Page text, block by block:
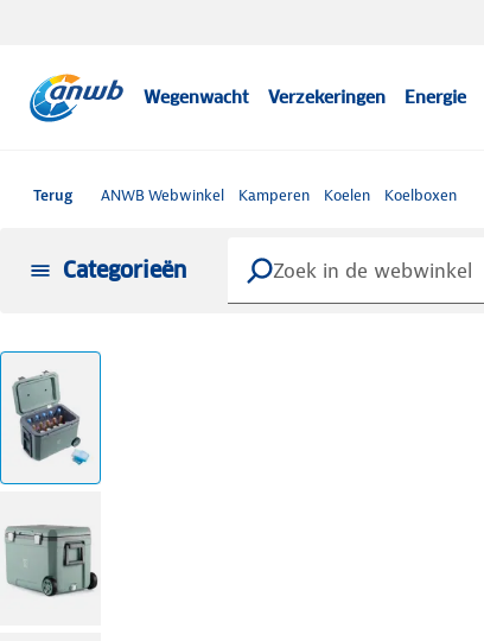
Wegenwacht Verzekeringen Energie
Terug ANWB Webwinkel Kamperen Koelen Koelboxen
Categorieën